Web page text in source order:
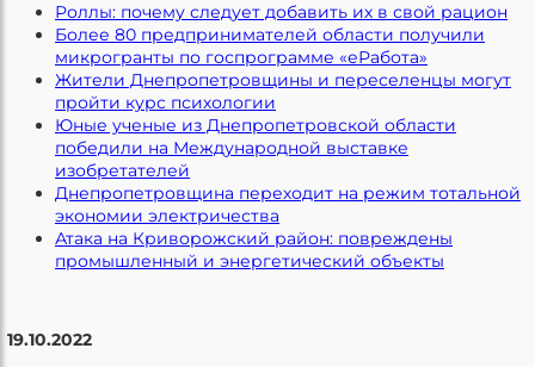
Роллы: почему следует добавить их в свой рацион
Более 80 предпринимателей области получили
микрогранты по госпрограмме «еРабота»
Жители Днепропетровщины и переселенцы могут
пройти курс психологии
Юные ученые из Днепропетровской области
победили на Международной выставке
изобретателей
Днепропетровщина переходит на режим тотальной
экономии электричества
Атака на Криворожский район: повреждены
промышленный и энергетический объекты
19.10.2022